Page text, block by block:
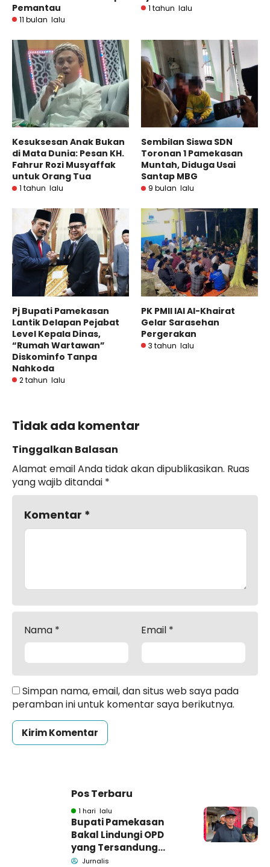
Pemantau
11 bulan lalu
1 tahun lalu
Kesuksesan Anak Bukan
di Mata Dunia: Pesan KH.
Fahrur Rozi Musyaffak
untuk Orang Tua
1 tahun lalu
Sembilan Siswa SDN
Toronan 1 Pamekasan
Muntah, Diduga Usai
Santap MBG
9 bulan lalu
Pj Bupati Pamekasan
Lantik Delapan Pejabat
Level Kepala Dinas,
“Rumah Wartawan”
Diskominfo Tanpa
Nahkoda
2 tahun lalu
PK PMII IAI Al-Khairat
Gelar Sarasehan
Pergerakan
3 tahun lalu
Tidak ada komentar
Tinggalkan Balasan
Alamat email Anda tidak akan dipublikasikan. Ruas
yang wajib ditandai *
Komentar *
Nama * Email *
Simpan nama, email, dan situs web saya pada
peramban ini untuk komentar saya berikutnya.
Pos Terbaru
1 hari lalu
Bupati Pamekasan
Bakal Lindungi OPD
yang Tersandung
Dugaan Korupsi
Jurnalis